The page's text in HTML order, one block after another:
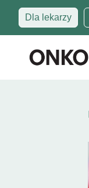
Dla lekarzy